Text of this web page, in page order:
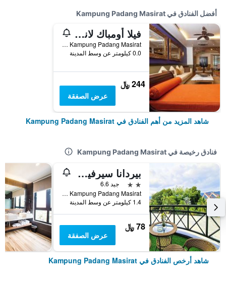
أفضل الفنادق في Kampung Padang Masirat
فيلا أومباك لانكاوي
Lot 78 Jalan Kuala Muda, Padang Matsirat, Kampung Padang Masirat, ماليزيا
0.0 كيلومتر عن وسط المدينة
244 ﷼
عرض الصفقة
شاهد المزيد من أهم الفنادق في Kampung Padang Masirat
فنادق رخيصة في Kampung Padang Masirat
بيردانا سيرفيسد أبارتمنت آند ريزورتس
2 نجمتين
جيد 6.6
Lot 79, Jalan Kuala Melaka, Kampung Padang Masirat, ماليزيا
1.4 كيلومتر عن وسط المدينة
78 ﷼
عرض الصفقة
شاهد أرخص الفنادق في Kampung Padang Masirat